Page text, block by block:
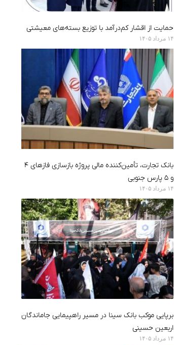
حمایت از اقشار کم‌درآمد با توزیع بسته‌های معیشتی
۱۴ مرداد ۱۴۰۵
بانک تجارت، تأمین‌کننده مالی پروژه بازسازی فازهای ۴
و ۵ پارس جنوبی
۱۴ مرداد ۱۴۰۵
برپایی موکب بانک سینا در مسیر راهپیمایی جاماندگان
اربعین حسینی
۱۴ مرداد ۱۴۰۵